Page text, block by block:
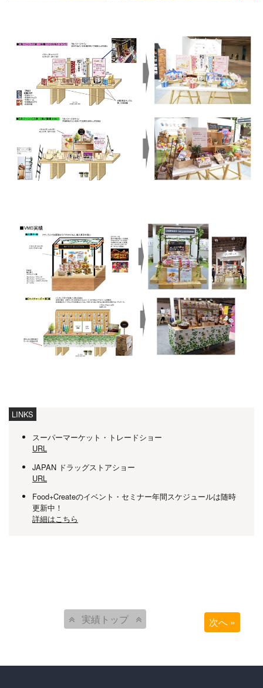
LINKS
スーパーマーケット・トレードショー
URL
JAPAN ドラッグストアショー
URL
Food+Createのイベント・セミナー年間スケジュールは随時
更新中！
詳細はこちら
実績トップ 次へ »